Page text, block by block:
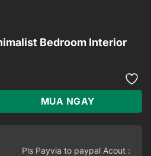
Bedroom Interior
₫.
MUA NGAY
Pls Payvia to paypal Acout :